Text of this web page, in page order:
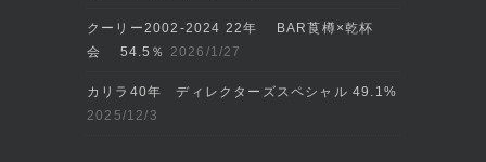
クーリー2002‐2024 22年 BAR莨樽×乾杯
会 54.5％
2026/1/27
カリラ40年 ディレクターズスペシャル 49.1%
2025/12/3